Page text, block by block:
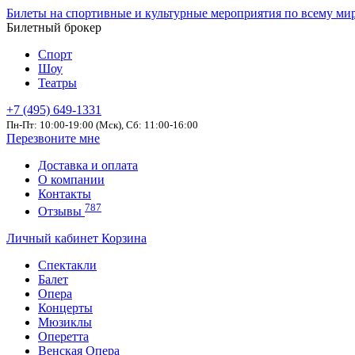
Билеты на спортивные и культурные мероприятия по всему
Билетный брокер
Спорт
Шоу
Театры
+7 (495) 649-1331
Пн-Пт: 10:00-19:00 (Мск), Сб: 11:00-16:00
Перезвоните мне
Доставка и оплата
О компании
Контакты
Отзывы 787
Личный кабинет Корзина
Спектакли
Балет
Опера
Концерты
Мюзиклы
Оперетта
Венская Опера